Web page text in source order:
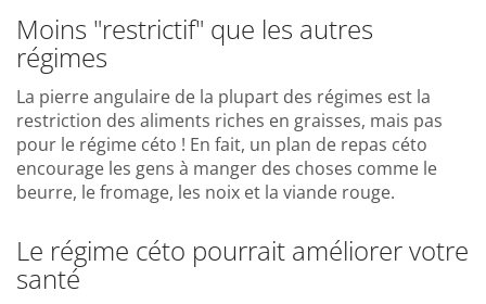
Moins "restrictif" que les autres
régimes
La pierre angulaire de la plupart des régimes est la
restriction des aliments riches en graisses, mais pas
pour le régime céto ! En fait, un plan de repas céto
encourage les gens à manger des choses comme le
beurre, le fromage, les noix et la viande rouge.
Le régime céto pourrait améliorer votre
santé